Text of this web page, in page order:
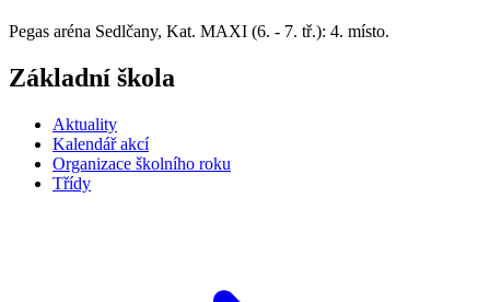
Pegas aréna Sedlčany, Kat. MAXI (6. - 7. tř.): 4. místo.
Základní škola
Aktuality
Kalendář akcí
Organizace školního roku
Třídy